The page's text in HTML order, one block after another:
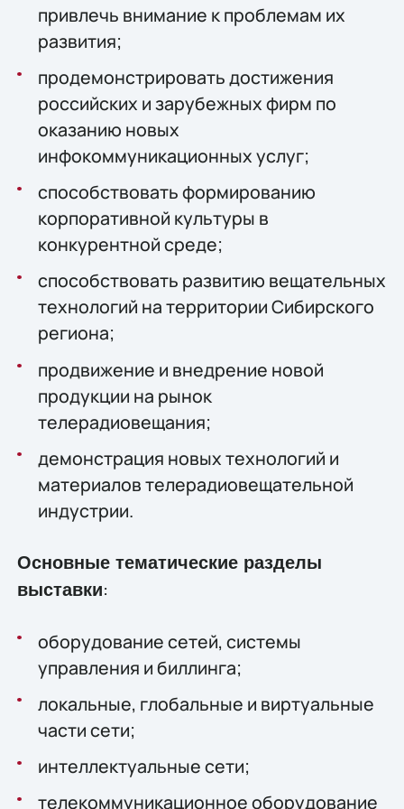
привлечь внимание к проблемам их
развития;
продемонстрировать достижения
российских и зарубежных фирм по
оказанию новых
инфокоммуникационных услуг;
способствовать формированию
корпоративной культуры в
конкурентной среде;
способствовать развитию вещательных
технологий на территории Сибирского
региона;
продвижение и внедрение новой
продукции на рынок
телерадиовещания;
демонстрация новых технологий и
материалов телерадиовещательной
индустрии.
Основные тематические разделы
выставки:
оборудование сетей, системы
управления и биллинга;
локальные, глобальные и виртуальные
части сети;
интеллектуальные сети;
телекоммуникационное оборудование